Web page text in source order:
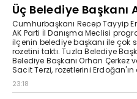
Üç Belediye Başkanı
Cumhurbaşkanı Recep Tayyip
AK Parti İl Danışma Meclisi
ilçenin belediye başkanı ile çok
rozetini taktı. Tuzla Belediye
Belediye Başkanı Orhan Çerkez
Sacit Terzi, rozetlerini
23:18